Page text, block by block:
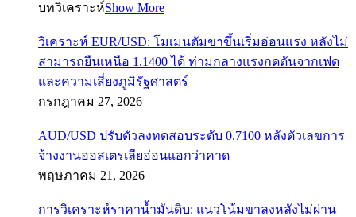
บทวิเคราะห์Show More
วิเคราะห์ EUR/USD: โมเมนตัมขาขึ้นเริ่มอ่อนแรง หลังไม่
สามารถยืนเหนือ 1.1400 ได้ ท่ามกลางแรงกดดันจากเฟด
และความเสี่ยงภูมิรัฐศาสตร์
กรกฎาคม 27, 2026
AUD/USD ปรับตัวลงทดสอบระดับ 0.7100 หลังตัวเลขการ
จ้างงานออสเตรเลียอ่อนแอกว่าคาด
พฤษภาคม 21, 2026
การวิเคราะห์ราคาน้ำมันดิบ: แนวโน้มขาลงหลังไม่ผ่าน